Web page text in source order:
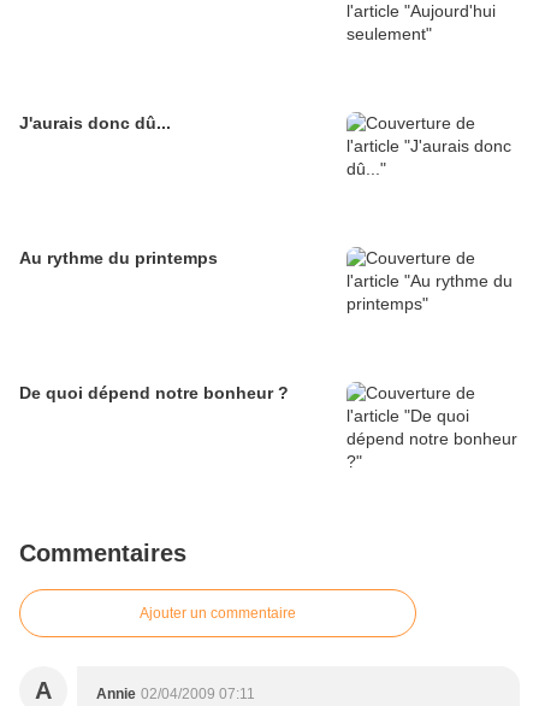
J'aurais donc dû...
Au rythme du printemps
De quoi dépend notre bonheur ?
Commentaires
Ajouter un commentaire
A Annie 02/04/2009 07:11